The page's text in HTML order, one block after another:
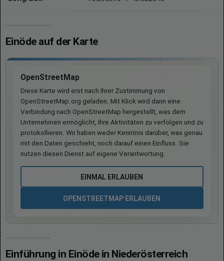
Einöde auf der Karte
OpenStreetMap
Diese Karte wird erst nach Ihrer Zustimmung von
OpenStreetMap.org geladen. Mit Klick wird dann eine
Verbindung nach OpenStreetMap hergestellt, was dem
Unternehmen ermöglicht, Ihre Aktivitäten zu verfolgen und zu
protokollieren. Wir haben weder Kenntnis darüber, was genau
mit den Daten geschieht, noch darauf einen Einfluss. Sie
nutzen diesen Dienst auf eigene Verantwortung.
EINMAL ERLAUBEN
OPENSTREETMAP ERLAUBEN
Einführung in Einöde in Niederösterreich